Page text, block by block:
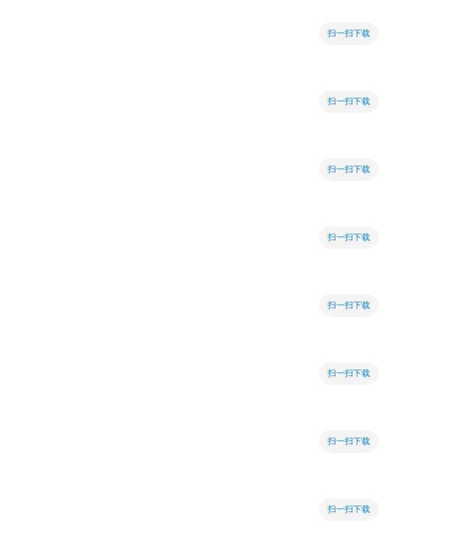
扫一扫下载
扫一扫下载
扫一扫下载
扫一扫下载
扫一扫下载
扫一扫下载
扫一扫下载
扫一扫下载